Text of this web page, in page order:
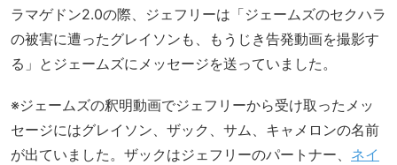
ラマゲドン2.0の際、ジェフリーは「ジェームズのセクハラ
の被害に遭ったグレイソンも、もうじき告発動画を撮影す
る」とジェームズにメッセージを送っていました。
※ジェームズの釈明動画でジェフリーから受け取ったメッ
セージにはグレイソン、ザック、サム、キャメロンの名前
が出ていました。ザックはジェフリーのパートナー、 ネイ